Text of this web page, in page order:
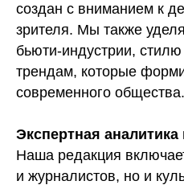
создан с вниманием к
зрителя. Мы также
бьюти-индустрии,
трендам, которые
современного общества.
Экспертная
Наша редакция
и журналистов, но и